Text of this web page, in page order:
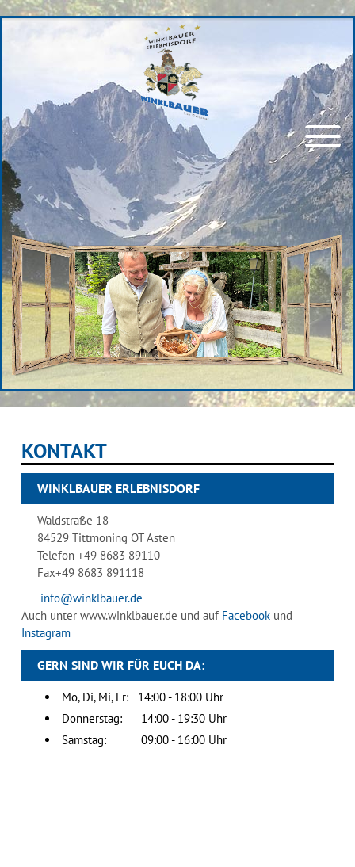
KONTAKT
WINKLBAUER ERLEBNISDORF
Waldstraße 18
84529 Tittmoning OT Asten
Telefon +49 8683 89110
Fax+49 8683 891118
info@winklbauer.de
Auch unter www.winklbauer.de und auf Facebook und
Instagram
GERN SIND WIR FÜR EUCH DA:
Mo, Di, Mi, Fr: 14:00 - 18:00 Uhr
Donnerstag: 14:00 - 19:30 Uhr
Samstag: 09:00 - 16:00 Uhr